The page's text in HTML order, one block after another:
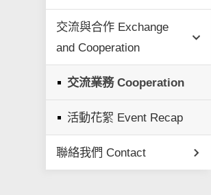
交流與合作 Exchange
and Cooperation
交流業務 Cooperation
活動花絮 Event Recap
聯絡我們 Contact